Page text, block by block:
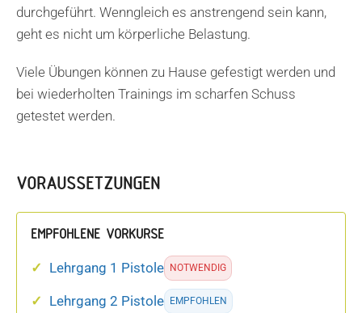
durchgeführt. Wenngleich es anstrengend sein kann,
geht es nicht um körperliche Belastung.
Viele Übungen können zu Hause gefestigt werden und
bei wiederholten Trainings im scharfen Schuss
getestet werden.
VORAUSSETZUNGEN
EMPFOHLENE VORKURSE
Lehrgang 1 Pistole NOTWENDIG
Lehrgang 2 Pistole EMPFOHLEN